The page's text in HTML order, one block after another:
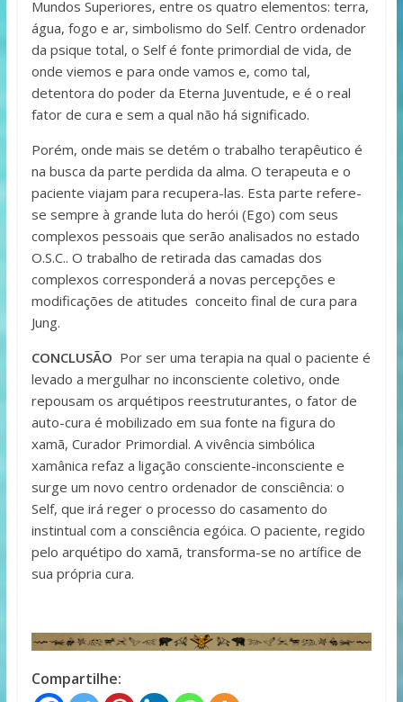
Mundos Superiores, entre os quatro elementos: terra,
água, fogo e ar, simbolismo do Self. Centro ordenador
da psique total, o Self é fonte primordial de vida, de
onde viemos e para onde vamos e, como tal,
detentora do poder da Eterna Juventude, e é o real
fator de cura e sem a qual não há significado.
Porém, onde mais se detém o trabalho terapêutico é
na busca da parte perdida da alma. O terapeuta e o
paciente viajam para recupera-las. Esta parte refere-
se sempre à grande luta do herói (Ego) com seus
complexos pessoais que serão analisados no estado
O.S.C.. O trabalho de retirada das camadas dos
complexos corresponderá a novas percepções e
modificações de atitudes conceito final de cura para
Jung.
CONCLUSÃO Por ser uma terapia na qual o paciente é
levado a mergulhar no inconsciente coletivo, onde
repousam os arquétipos reestruturantes, o fator de
auto-cura é mobilizado em sua fonte na figura do
xamã, Curador Primordial. A vivência simbólica
xamânica refaz a ligação consciente-inconsciente e
surge um novo centro ordenador de consciência: o
Self, que irá reger o processo do casamento do
instintual com a consciência egóica. O paciente, regido
pelo arquétipo do xamã, transforma-se no artífice de
sua própria cura.
Compartilhe: